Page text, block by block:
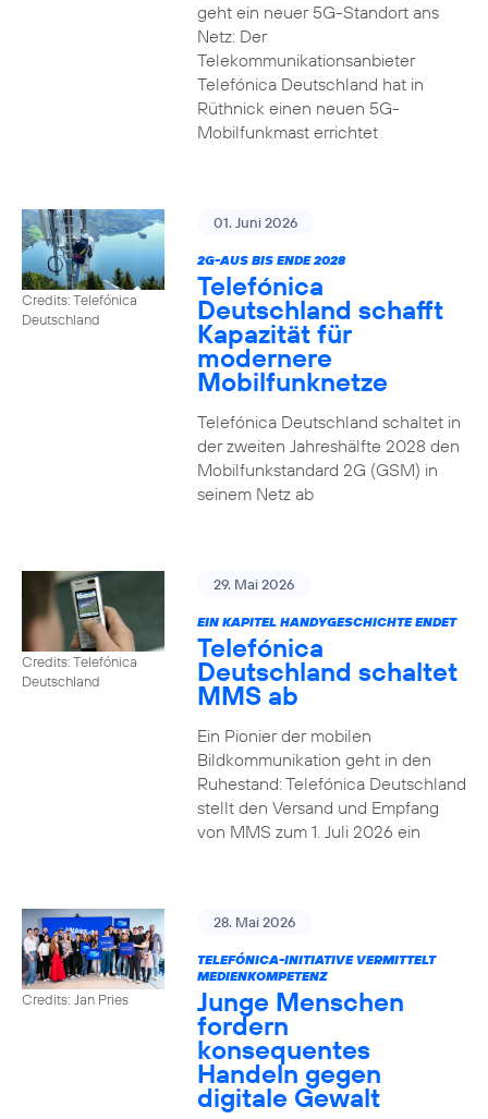
geht ein neuer 5G-Standort ans
Netz: Der
Telekommunikationsanbieter
Telefónica Deutschland hat in
Rüthnick einen neuen 5G-
Mobilfunkmast errichtet
Credits: Telefónica
Deutschland
01. Juni 2026
2G-AUS BIS ENDE 2028
Telefónica
Deutschland schafft
Kapazität für
modernere
Mobilfunknetze
Telefónica Deutschland schaltet in
der zweiten Jahreshälfte 2028 den
Mobilfunkstandard 2G (GSM) in
seinem Netz ab
Credits: Telefónica
Deutschland
29. Mai 2026
EIN KAPITEL HANDYGESCHICHTE ENDET
Telefónica
Deutschland schaltet
MMS ab
Ein Pionier der mobilen
Bildkommunikation geht in den
Ruhestand: Telefónica Deutschland
stellt den Versand und Empfang
von MMS zum 1. Juli 2026 ein
Credits: Jan Pries
28. Mai 2026
TELEFÓNICA-INITIATIVE VERMITTELT
MEDIENKOMPETENZ
Junge Menschen
fordern
konsequentes
Handeln gegen
digitale Gewalt